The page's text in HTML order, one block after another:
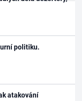
politiku.
atakování